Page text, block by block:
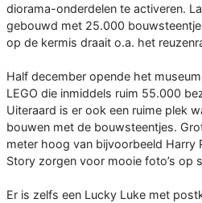
diorama-onderdelen te activeren.
gebouwd met 25.000
op de kermis draait o.a. het
Half december opende het
LEGO die inmiddels ruim 55.000
Uiteraard is er ook een ruime plek
bouwen met de bouwsteentjes.
meter hoog van bijvoorbeeld Harry
Story zorgen voor mooie foto’s op
Er is zelfs een Lucky Luke met